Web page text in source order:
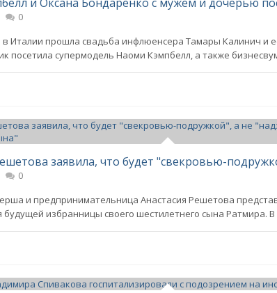
0
Италии прошла свадьба инфлюенсера Тамары Калинич и
посетила супермодель Наоми Кэмпбелл, а также
0
и предпринимательница Анастасия Решетова
будущей избранницы своего шестилетнего сына Ратмира. В